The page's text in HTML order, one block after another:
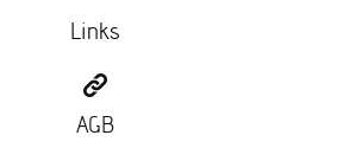
Links
AGB